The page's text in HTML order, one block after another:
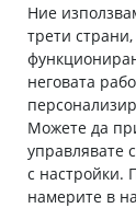
Абонирай се
С абонамента се
Онлайн
Ние
трети
неговата
Можете да
управлявате
с настройки.
намерите в